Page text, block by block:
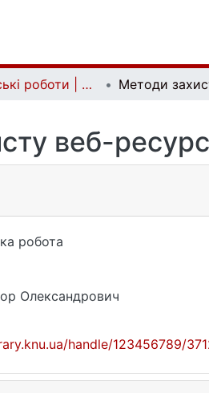
Магістерські роботи | Master's theses
веб-
робота
Олександрович
handle/123456789/